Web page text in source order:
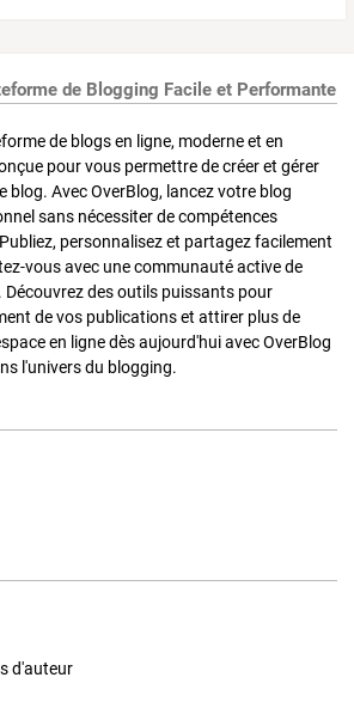
de Blogging Facile et Performante
de blogs en ligne, moderne et en
pour vous permettre de créer et gérer
blog. Avec OverBlog, lancez votre blog
sans nécessiter de compétences
personnalisez et partagez facilement
vous avec une communauté active de
Découvrez des outils puissants pour
de vos publications et attirer plus de
en ligne dès aujourd'hui avec OverBlog
l'univers du blogging.
d'auteur